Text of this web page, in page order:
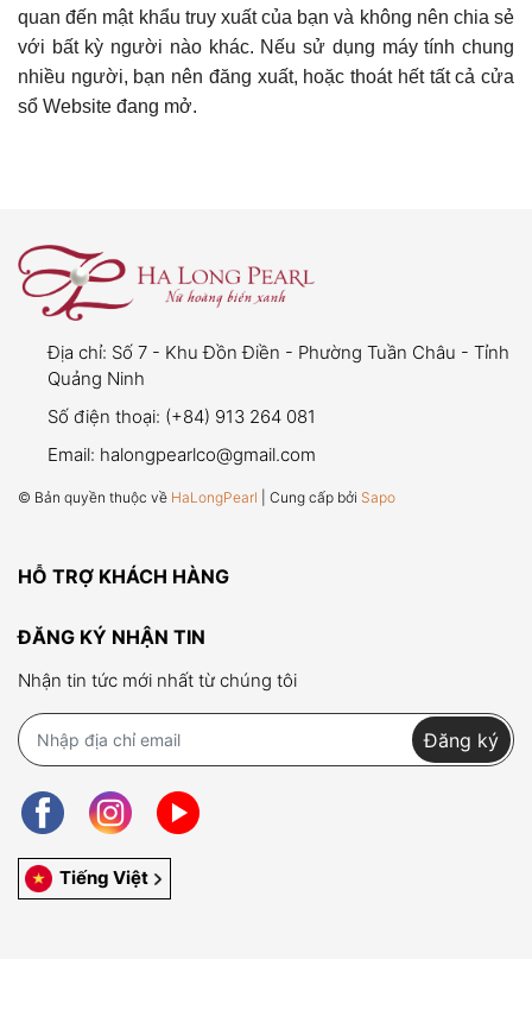
quan đến mật khẩu truy xuất của bạn và không nên chia sẻ
với bất kỳ người nào khác. Nếu sử dụng máy tính chung
nhiều người, bạn nên đăng xuất, hoặc thoát hết tất cả cửa
sổ Website đang mở.
Địa chỉ: Số 7 - Khu Đồn Điền - Phường Tuần Châu - Tỉnh
Quảng Ninh
Số điện thoại: (+84) 913 264 081
Email: halongpearlco@gmail.com
© Bản quyền thuộc về HaLongPearl | Cung cấp bởi Sapo
HỖ TRỢ KHÁCH HÀNG
ĐĂNG KÝ NHẬN TIN
Nhận tin tức mới nhất từ chúng tôi
Đăng ký
Tiếng Việt